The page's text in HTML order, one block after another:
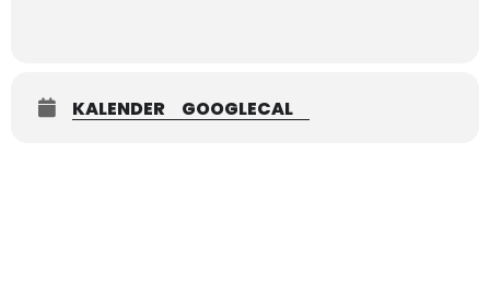
KALENDER GOOGLECAL